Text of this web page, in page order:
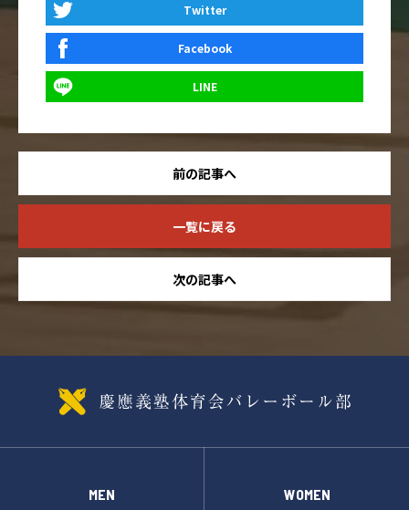
Twitter
Facebook
LINE
前の記事へ
一覧に戻る
次の記事へ
MEN WOMEN